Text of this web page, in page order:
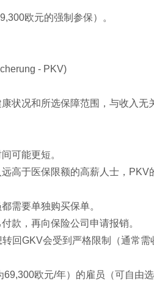
欧元的强制参保）。
- PKV)
状况和所选保障范围，与收入
可能更短。
高于医保限额的高薪人士，PKV
需要单独购买保单。
款，再向保险公司申请报销。
回GKV会受到严格限制（通常需
欧元/年）的雇员（可自由选